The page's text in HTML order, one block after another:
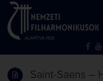
Saint-Saens –